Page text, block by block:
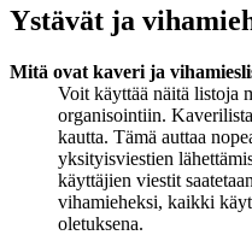
Ystävät ja
Mitä ovat kaveri ja
Voit käyttää näitä listoja
organisointiin.
kautta. Tämä auttaa
yksityisviestien
käyttäjien viestit
vihamieheksi, kaikki
oletuksena.